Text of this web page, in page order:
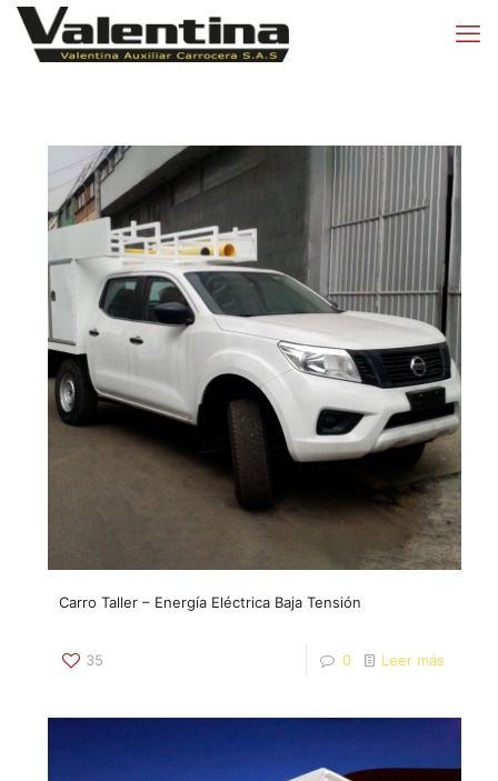
Carro Taller – Energía Eléctrica Baja Tensión
35 0 Leer más